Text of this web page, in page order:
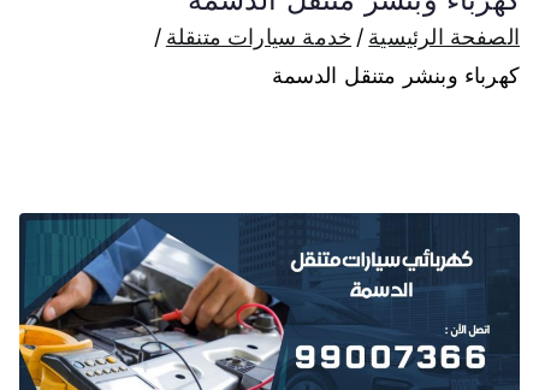
الصفحة الرئيسية
خدمة سيارات متنقلة
كهرباء وبنشر متنقل الدسمة